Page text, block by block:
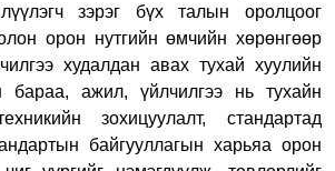
зэрэг бүх талын оролцоог
орон нутгийн өмчийн хөрөнгөөр
худалдан авах тухай хуулийн
бараа, ажил, үйлчилгээ нь тухайн
зохицуулалт, стандартад
байгууллагын харьяа орон